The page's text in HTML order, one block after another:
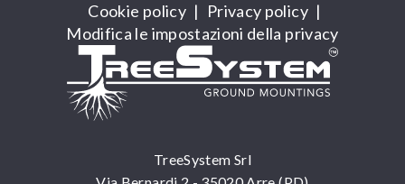
TreeSystem Srl
Cookie policy | Privacy policy |
Modifica le impostazioni della privacy